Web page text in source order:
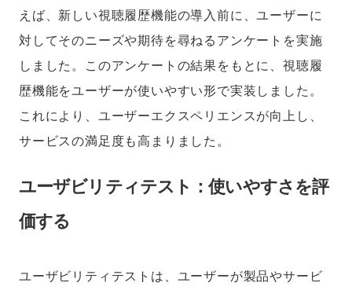
えば、新しい視聴履歴機能の導入前に、ユーザーに
対してそのニーズや期待を尋ねるアンケートを実施
しました。このアンケートの結果をもとに、視聴履
歴機能をユーザーが使いやすい形で実装しました。
これにより、ユーザーエクスペリエンスが向上し、
サービスの満足度も高まりました。
ユーザビリティテスト：使いやすさを評
価する
ユーザビリティテストは、ユーザーが製品やサービ